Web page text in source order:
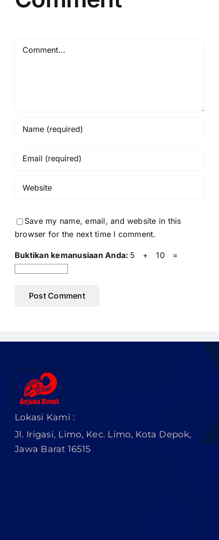
Save my name, email, and website in this
browser for the next time I comment.
Buktikan kemanusiaan Anda: 5 + 10 =
Lokasi Kami :
Jl. Irigasi, Limo, Kec. Limo, Kota Depok,
Jawa Barat 16515